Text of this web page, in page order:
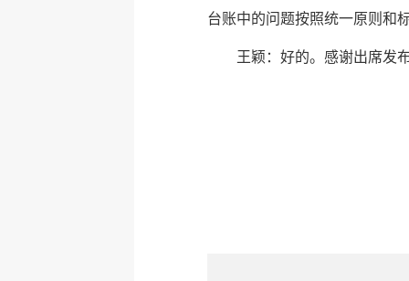
台账中的问题按照统一原则和
王颖：好的。感谢出席发